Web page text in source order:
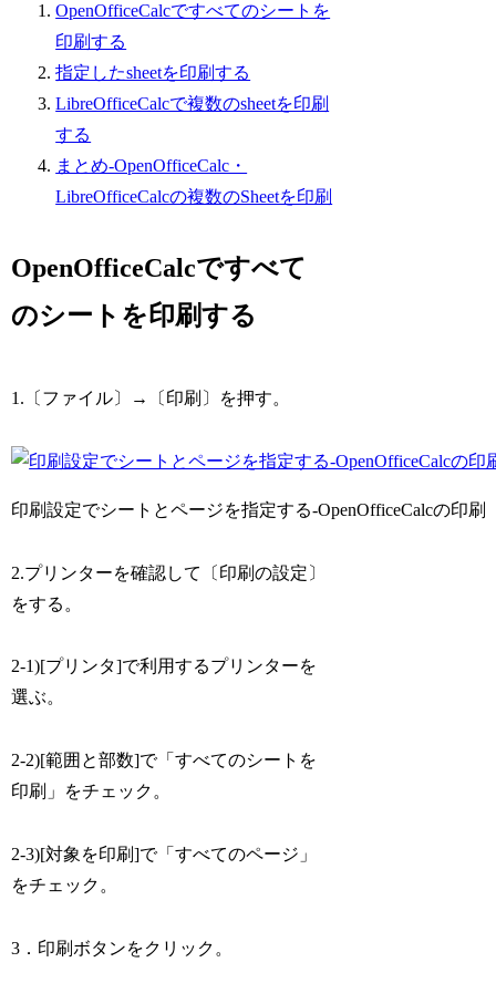
OpenOfficeCalcですべてのシートを
印刷する
指定したsheetを印刷する
LibreOfficeCalcで複数のsheetを印刷
する
まとめ-OpenOfficeCalc・
LibreOfficeCalcの複数のSheetを印刷
OpenOfficeCalcですべて
のシートを印刷する
1.〔ファイル〕→〔印刷〕を押す。
印刷設定でシートとページを指定する-OpenOfficeCalcの印刷
2.プリンターを確認して〔印刷の設定〕
をする。
2-1)[プリンタ]で利用するプリンターを
選ぶ。
2-2)[範囲と部数]で「すべてのシートを
印刷」をチェック。
2-3)[対象を印刷]で「すべてのページ」
をチェック。
3．印刷ボタンをクリック。